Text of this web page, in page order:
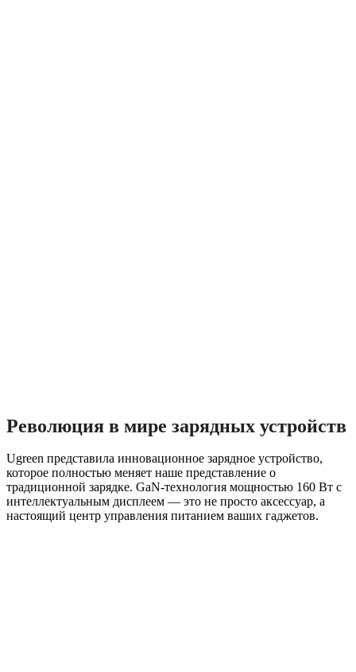
Революция в мире зарядных устройств
Ugreen представила инновационное зарядное устройство,
которое полностью меняет наше представление о
традиционной зарядке. GaN-технология мощностью 160 Вт с
интеллектуальным дисплеем — это не просто аксессуар, а
настоящий центр управления питанием ваших гаджетов.